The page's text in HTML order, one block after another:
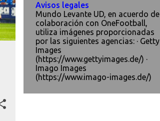
Avisos legales
Mundo Levante UD, en acuerdo de
colaboración con OneFootball,
utiliza imágenes proporcionadas
por las siguientes agencias: · Getty
Images
(https://www.gettyimages.de/) ·
Imago Images
(https://www.imago-images.de/)